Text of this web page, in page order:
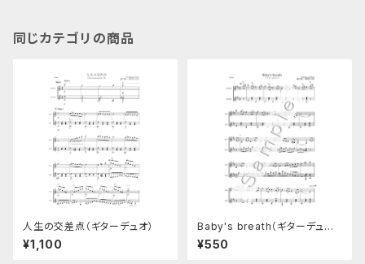
同じカテゴリの商品
人生の交差点（ギターデュオ）
¥1,100
Baby's breath（ギターデュオ
楽譜）
¥550